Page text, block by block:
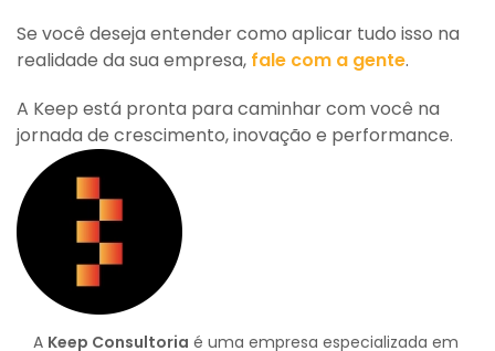
Se você deseja entender como aplicar tudo isso na
realidade da sua empresa, fale com a gente.
A Keep está pronta para caminhar com você na
jornada de crescimento, inovação e performance.
A Keep Consultoria é uma empresa especializada em